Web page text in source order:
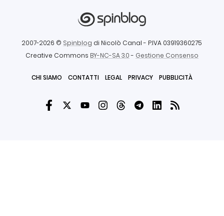
2007-2026 © Spinblog di Nicolò Canal - P.IVA 03919360275
Creative Commons BY-NC-SA 3.0- Gestione Consenso
CHI SIAMO CONTATTI LEGAL PRIVACY PUBBLICITÀ